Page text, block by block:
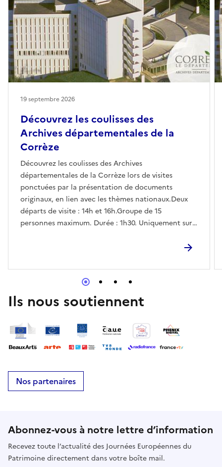
Découvrez les coulisses des
Archives départementales de la
Corrèze
Découvrez les coulisses des Archives
départementales de la Corrèze lors de visites
ponctuées par la présentation de documents
originaux, en lien avec les thèmes nationaux.Deux
départs de visite : 14h et 16h.Groupe de 15
personnes maximum. Durée : 1h30. Uniquement sur
19 septembre 2026
Ils nous soutiennent
Nos partenaires
Abonnez-vous à notre lettre d’information
Recevez toute l’actualité des Journées Européennes du
Patrimoine directement dans votre boîte mail.